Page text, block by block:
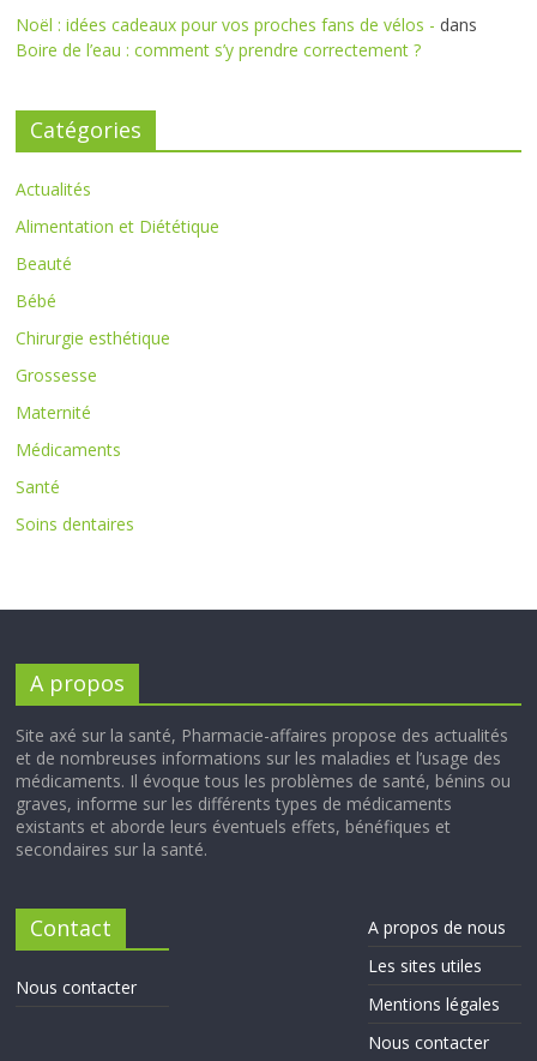
Noël : idées cadeaux pour vos proches fans de vélos - dans
Boire de l’eau : comment s’y prendre correctement ?
Catégories
Actualités
Alimentation et Diététique
Beauté
Bébé
Chirurgie esthétique
Grossesse
Maternité
Médicaments
Santé
Soins dentaires
A propos
Site axé sur la santé, Pharmacie-affaires propose des actualités
et de nombreuses informations sur les maladies et l’usage des
médicaments. Il évoque tous les problèmes de santé, bénins ou
graves, informe sur les différents types de médicaments
existants et aborde leurs éventuels effets, bénéfiques et
secondaires sur la santé.
Contact
Nous contacter
A propos de nous
Les sites utiles
Mentions légales
Nous contacter